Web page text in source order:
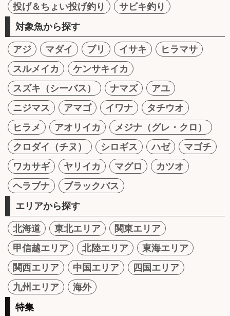
投げ＆ちょい投げ釣り
サビキ釣り
対象魚から探す
アジ マダイ ブリ イサキ
ヒラマサ
スルメイカ
ケンサキイカ
スズキ（シーバス）
ナマズ
アユ
ニジマス
アマゴ イワナ
タチウオ
ヒラメ
アオリイカ
メジナ（グレ・クロ）
クロダイ（チヌ）
シロギス ハゼ
マゴチ
ワカサギ
ヤリイカ マグロ
カツオ
ヘラブナ
ブラックバス
エリアから探す
北海道 東北エリア
関東エリア
甲信越エリア
北陸エリア
東海エリア
関西エリア
中国エリア
四国エリア
九州エリア
海外
特集